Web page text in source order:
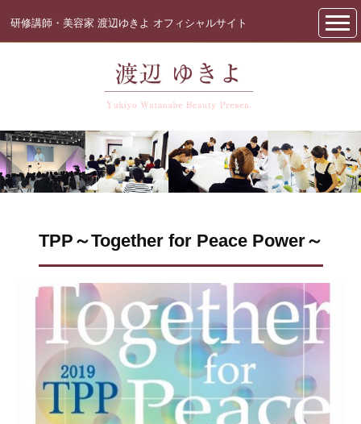
研修講師・美容家 渡辺ゆきよ オフィシャルサイト
TPP～Together for Peace Power～